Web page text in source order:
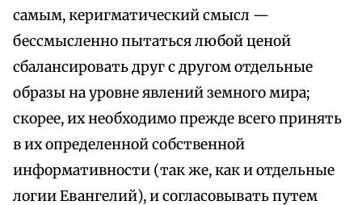
самым, керигматический смысл —
бессмысленно пытаться любой ценой
сбалансировать друг с другом отдельные
образы на уровне явлений земного мира;
скорее, их необходимо прежде всего принять
в их определенной собственной
информативности (так же, как и отдельные
логии Евангелий), и согласовывать путем